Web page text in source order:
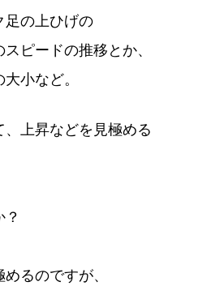
足の上ひげの
ピードの推移とか、
小など。
上昇などを見極める
るのですが、